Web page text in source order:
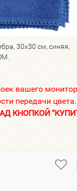
30х30 см, синяя,
вашего
передачи цвета.
КНОПКОЙ